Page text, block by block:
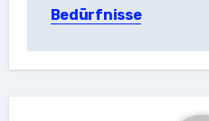
Bedürfnisse